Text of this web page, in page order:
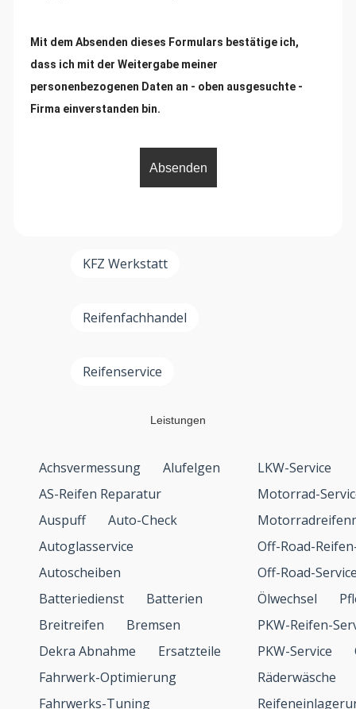
Mit dem Absenden dieses Formulars bestätige ich,
dass ich mit der Weitergabe meiner
personenbezogenen Daten an - oben ausgesuchte -
Firma einverstanden bin.
KFZ Werkstatt
Reifenfachhandel
Reifenservice
Leistungen
Achsvermessung
Alufelgen
AS-Reifen Reparatur
Auspuff
Auto-Check
Autoglasservice
Autoscheiben
Batteriedienst
Batterien
Breitreifen
Bremsen
Dekra Abnahme
Ersatzteile
Fahrwerk-Optimierung
Fahrwerks-Tuning
LKW-Service
Motorrad-
Off-Road-
Off-Road-
Ölwechsel
PKW-Reifen-
PKW-Service
Räderwäsche